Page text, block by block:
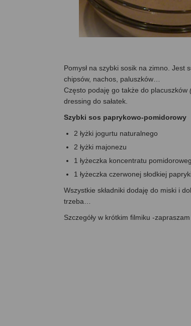
Pomysł na szybki sosik na zimno. Jest
chipsów, nachos, paluszków…
Często podaję go także do placuszków
dressing do sałatek.
Szybki sos paprykowo-pomidorowy
2 łyżki jogurtu naturalnego
2 łyżki majonezu
1 łyżeczka koncentratu
1 łyżeczka czerwonej słodkiej papryki
Wszystkie składniki dodaję do miski i
trzeba…
Szczegóły w krótkim filmiku -